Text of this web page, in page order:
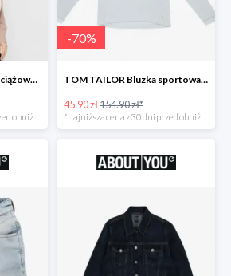
MAMALICIOUS Bluzka ciążowa -23%
-70%
TOM TAILOR Bluzka sportowa -70%
45.90 zł154.90 zł*